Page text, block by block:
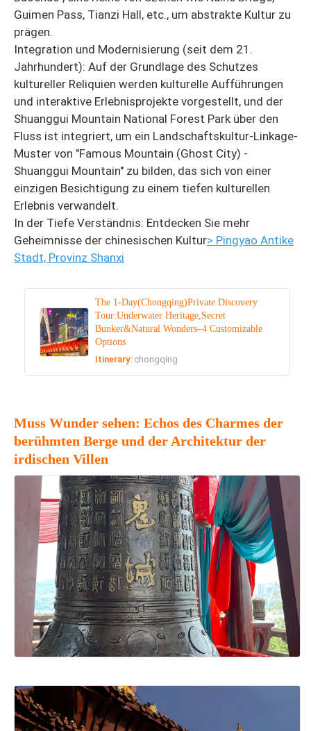
Guimen Pass, Tianzi Hall, etc., um abstrakte Kultur zu
prägen.
Integration und Modernisierung (seit dem 21.
Jahrhundert): Auf der Grundlage des Schutzes
kultureller Reliquien werden kulturelle Aufführungen
und interaktive Erlebnisprojekte vorgestellt, und der
Shuanggui Mountain National Forest Park über den
Fluss ist integriert, um ein Landschaftskultur-Linkage-
Muster von "Famous Mountain (Ghost City) -
Shuanggui Mountain" zu bilden, das sich von einer
einzigen Besichtigung zu einem tiefen kulturellen
Erlebnis verwandelt.
In der Tiefe Verständnis: Entdecken Sie mehr
Geheimnisse der chinesischen Kultur> Pingyao Antike
Stadt, Provinz Shanxi
The 1-Day(Chongqing)Private Discovery
Tour:Underwater Heritage,Secret
Bunker&Natural Wonders–4 Customizable
Options
Itinerary: chongqing
Muss Wunder sehen: Echos des Charmes der
berühmten Berge und der Architektur der
irdischen Villen